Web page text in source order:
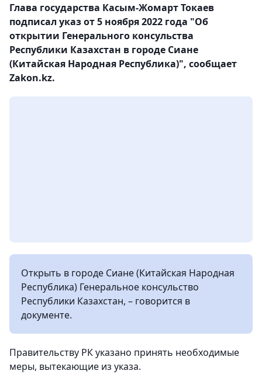
Глава государства Касым-Жомарт Токаев
подписал указ от 5 ноября 2022 года "Об
открытии Генерального консульства
Республики Казахстан в городе Сиане
(Китайская Народная Республика)", сообщает
Zakon.kz.
Открыть в городе Сиане (Китайская Народная
Республика) Генеральное консульство
Республики Казахстан, – говорится в
документе.
Правительству РК указано принять необходимые
меры, вытекающие из указа.